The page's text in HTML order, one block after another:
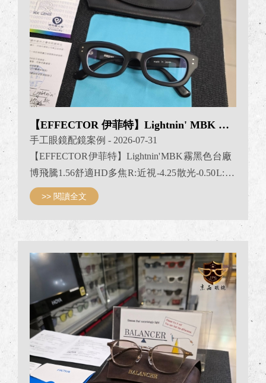
【EFFECTOR 伊菲特】Lightnin' MBK 霧黑色
手工眼鏡配鏡案例 - 2026-07-31
【EFFECTOR 伊菲特】Lightnin' MBK 霧黑色 台廠
博飛騰1.56舒適HD多焦 R: 近視 -4.25 散光-0.50 L: 近
視 -4.00 散光-0.50 看近加入度ADD : +2.00 JPG京品
眼鏡EFFECTOR台灣專賣 #effectoreyewear #effector
台灣 #JPG京品眼鏡effector #京品眼鏡台灣effector
專賣店 #effector台灣經銷
>> 閱讀全文